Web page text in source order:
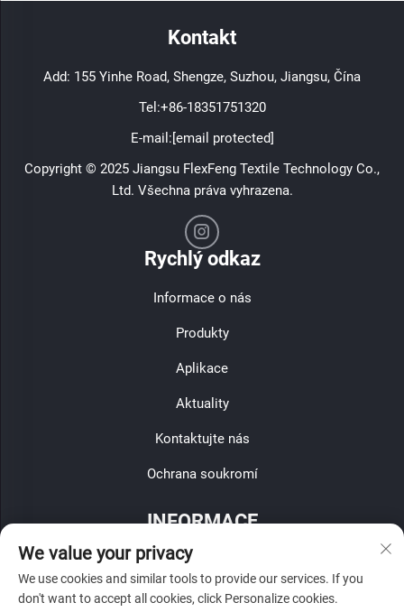
Kontakt
Add: 155 Yinhe Road, Shengze, Suzhou, Jiangsu, Čína
Tel:+86-18351751320
E-mail:[email protected]
Copyright © 2025 Jiangsu FlexFeng Textile Technology Co.,
Ltd. Všechna práva vyhrazena.
Rychlý odkaz
Informace o nás
Produkty
Aplikace
Aktuality
Kontaktujte nás
Ochrana soukromí
INFORMACE
Zaregistrujte se, abyste obdrželi naši týdenní novinu
We value your privacy
We use cookies and similar tools to provide our services. If you
don't want to accept all cookies, click Personalize cookies.